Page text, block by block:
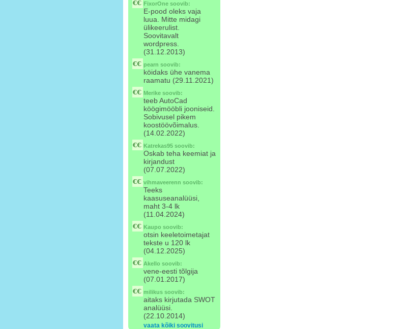
FixorOne soovib:
E-pood oleks vaja
luua. Mitte midagi
ülikeerulist.
Soovitavalt
wordpress.
(31.12.2013)
pearn soovib:
köidaks ühe vanema
raamatu (29.11.2021)
Merike soovib:
teeb AutoCad
köögimööbli jooniseid.
Sobivusel pikem
koostöövõimalus.
(14.02.2022)
Katrekas95 soovib:
Oskab teha keemiat ja
kirjandust
(07.07.2022)
vihmaveerenn soovib:
Teeks
kaasuseanalüüsi,
maht 3-4 lk
(11.04.2024)
Kaupo soovib:
otsin keeletoimetajat
tekste u 120 lk
(04.12.2025)
Akello soovib:
vene-eesti tõlgija
(07.01.2017)
milikus soovib:
aitaks kirjutada SWOT
analüüsi.
(22.10.2014)
vaata kõiki soovitusi